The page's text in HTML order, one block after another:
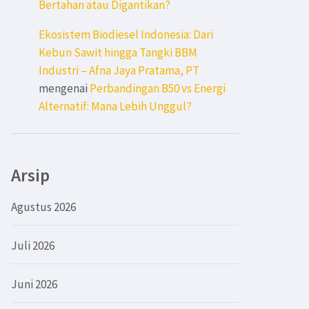
Bertahan atau Digantikan?
Ekosistem Biodiesel Indonesia: Dari
Kebun Sawit hingga Tangki BBM
Industri – Afna Jaya Pratama, PT
mengenai Perbandingan B50 vs Energi
Alternatif: Mana Lebih Unggul?
Arsip
Agustus 2026
Juli 2026
Juni 2026